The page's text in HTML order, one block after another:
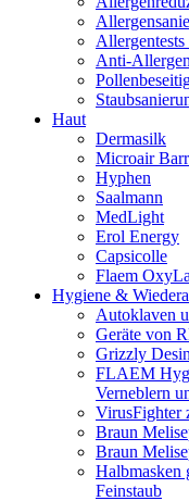
Anti-
Haut
Dermasilk
Microair
Hyphen
Saalmann
MedLight
Erol Energy
Capsicolle
Flaem
Hygiene &
Autoklaven
Geräte von
Grizzly
FLAEM
Verneblern
VirusFighter
Braun
Braun
Halbmasken
Feinstaub